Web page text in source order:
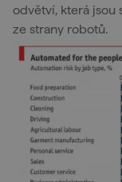
odvětví, která jsou
ze strany robotů.